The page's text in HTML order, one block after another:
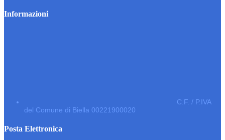
Informazioni
C.F. / P.IVA
del Comune di Biella 00221900020
Posta Elettronica